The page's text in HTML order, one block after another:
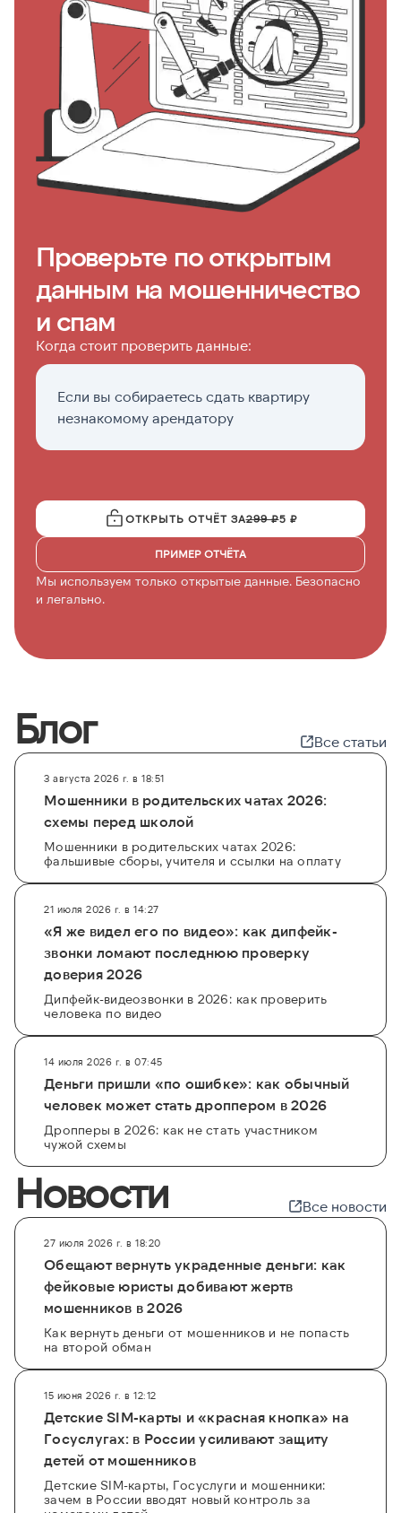
Проверьте по открытым
данным на мошенничество
и спам
Когда стоит проверить данные:
Если вы собираетесь сдать квартиру
незнакомому арендатору
ОТКРЫТЬ ОТЧЁТ ЗА299 ₽5 ₽
ПРИМЕР ОТЧЁТА
Мы используем только открытые данные. Безопасно
и легально.
Блог Все статьи
3 августа 2026 г. в 18:51
Мошенники в родительских чатах 2026:
схемы перед школой
Мошенники в родительских чатах 2026:
фальшивые сборы, учителя и ссылки на оплату
21 июля 2026 г. в 14:27
«Я же видел его по видео»: как дипфейк-
звонки ломают последнюю проверку
доверия 2026
Дипфейк-видеозвонки в 2026: как проверить
человека по видео
14 июля 2026 г. в 07:45
Деньги пришли «по ошибке»: как обычный
человек может стать дроппером в 2026
Дропперы в 2026: как не стать участником
чужой схемы
Новости Все новости
27 июля 2026 г. в 18:20
Обещают вернуть украденные деньги: как
фейковые юристы добивают жертв
мошенников в 2026
Как вернуть деньги от мошенников и не попасть
на второй обман
15 июня 2026 г. в 12:12
Детские SIM-карты и «красная кнопка» на
Госуслугах: в России усиливают защиту
детей от мошенников
Детские SIM-карты, Госуслуги и мошенники:
зачем в России вводят новый контроль за